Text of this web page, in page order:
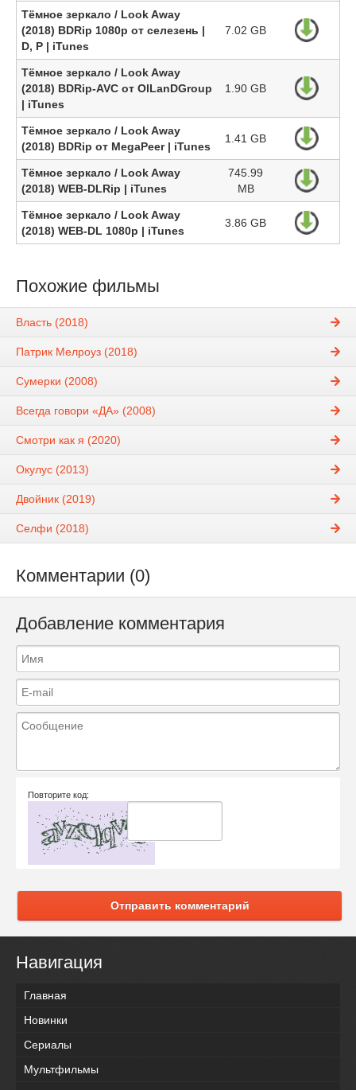
Тёмное зеркало / Look Away
(2018) BDRip 1080p от селезень |
D, P | iTunes
7.02 GB
Тёмное зеркало / Look Away
(2018) BDRip-AVC от OlLanDGroup
| iTunes
1.90 GB
Тёмное зеркало / Look Away
(2018) BDRip от MegaPeer | iTunes
1.41 GB
Тёмное зеркало / Look Away
(2018) WEB-DLRip | iTunes
745.99
MB
Тёмное зеркало / Look Away
(2018) WEB-DL 1080p | iTunes
3.86 GB
Похожие фильмы
Власть (2018)
Патрик Мелроуз (2018)
Сумерки (2008)
Всегда говори «ДА» (2008)
Смотри как я (2020)
Окулус (2013)
Двойник (2019)
Селфи (2018)
Комментарии (0)
Добавление комментария
Повторите код:
Отправить комментарий
Навигация
Главная
Новинки
Сериалы
Мультфильмы